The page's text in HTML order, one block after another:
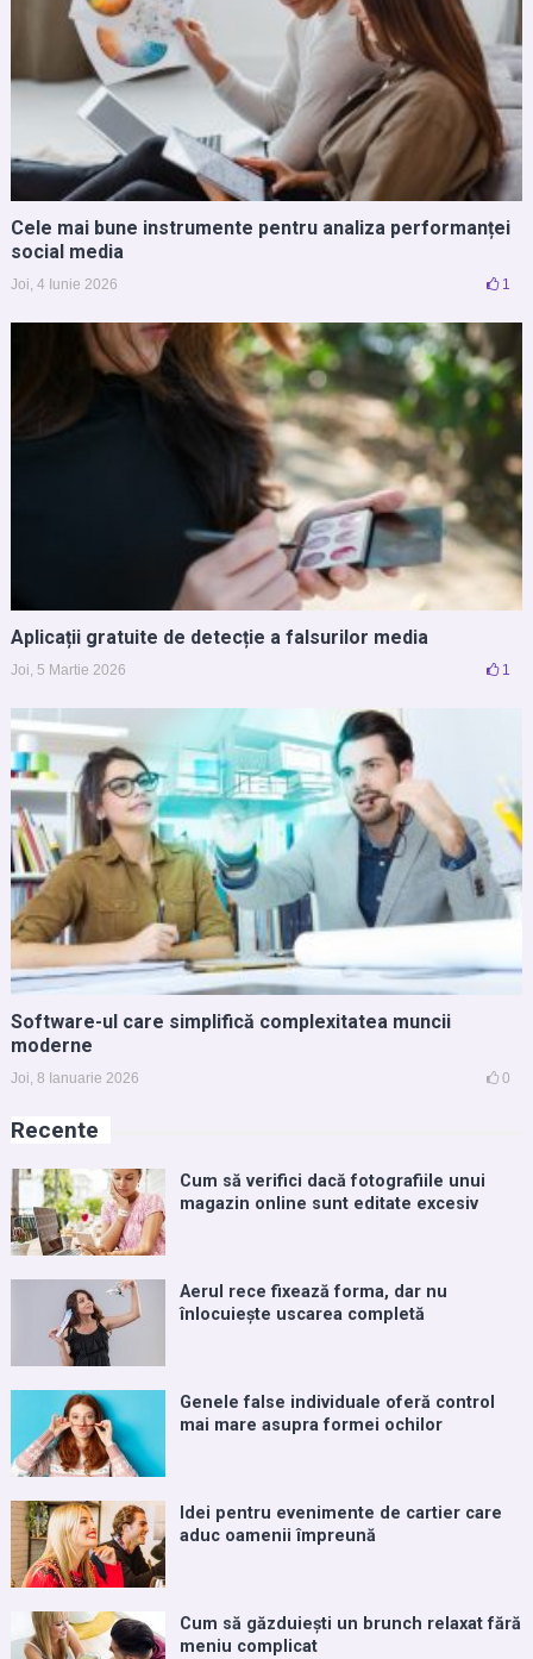
Cele mai bune instrumente pentru analiza performanței
social media
Joi, 4 Iunie 2026 1
Aplicații gratuite de detecție a falsurilor media
Joi, 5 Martie 2026 1
Software-ul care simplifică complexitatea muncii
moderne
Joi, 8 Ianuarie 2026 0
Recente
Cum să verifici dacă fotografiile unui
magazin online sunt editate excesiv
Aerul rece fixează forma, dar nu
înlocuiește uscarea completă
Genele false individuale oferă control
mai mare asupra formei ochilor
Idei pentru evenimente de cartier care
aduc oamenii împreună
Cum să găzduiești un brunch relaxat fără
meniu complicat